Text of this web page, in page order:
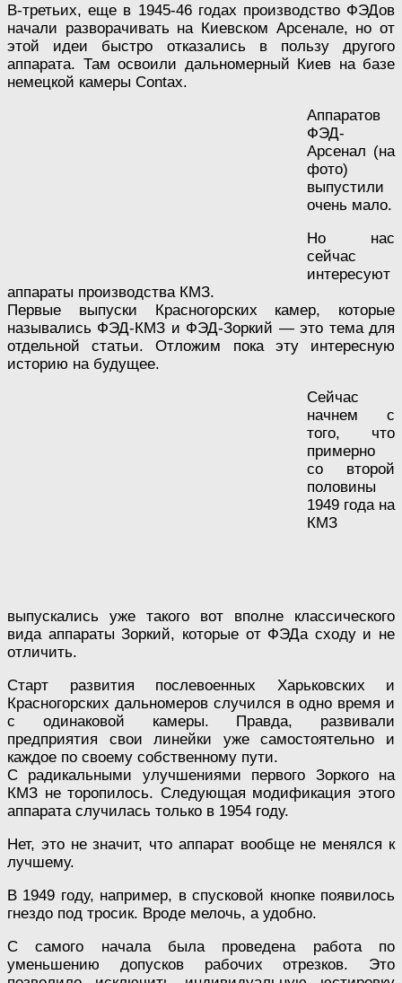
В-третьих, еще в 1945-46 годах производство ФЭДов
начали разворачивать на Киевском Арсенале, но от
этой идеи быстро отказались в пользу другого
аппарата. Там освоили дальномерный Киев на базе
немецкой камеры Contax.
Аппаратов
ФЭД-
Арсенал (на
фото)
выпустили
очень мало.
Но нас
сейчас
интересуют
аппараты производства КМЗ.
Первые выпуски Красногорских камер, которые
назывались ФЭД-КМЗ и ФЭД-Зоркий — это тема для
отдельной статьи. Отложим пока эту интересную
историю на будущее.
Сейчас
начнем с
того, что
примерно
со второй
половины
1949 года на
КМЗ
выпускались уже такого вот вполне классического
вида аппараты Зоркий, которые от ФЭДа сходу и не
отличить.
Старт развития послевоенных Харьковских и
Красногорских дальномеров случился в одно время и
с одинаковой камеры. Правда, развивали
предприятия свои линейки уже самостоятельно и
каждое по своему собственному пути.
С радикальными улучшениями первого Зоркого на
КМЗ не торопилось. Следующая модификация этого
аппарата случилась только в 1954 году.
Нет, это не значит, что аппарат вообще не менялся к
лучшему.
В 1949 году, например, в спусковой кнопке появилось
гнездо под тросик. Вроде мелочь, а удобно.
С самого начала была проведена работа по
уменьшению допусков рабочих отрезков. Это